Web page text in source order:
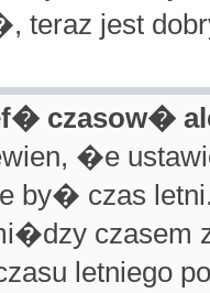
teraz jest
czasow�
�e
by� czas
czasem
letniego